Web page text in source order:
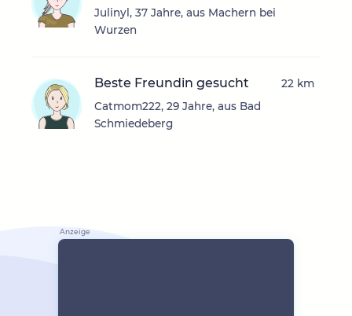
Julinyl, 37 Jahre, aus Machern bei
Wurzen
Beste Freundin gesucht
Catmom222, 29 Jahre, aus Bad
Schmiedeberg
22 km